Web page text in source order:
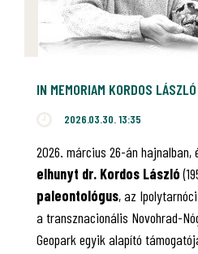
IN MEMORIAM KORDOS LÁSZLÓ
2026.03.30. 13:35
2026. március 26-án hajnalban,
elhunyt dr. Kordos László
paleontológus, az
a transznacionális Novohrad-
Geopark egyik alapító